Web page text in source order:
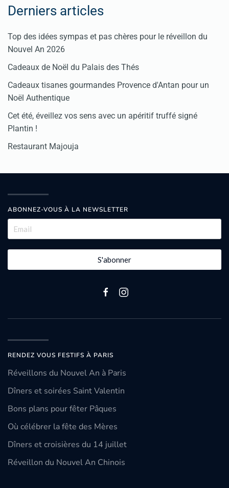
Derniers articles
Top des idées sympas et pas chères pour le réveillon du
Nouvel An 2026
Cadeaux de Noël du Palais des Thés
Cadeaux tisanes gourmandes Provence d'Antan pour un
Noël Authentique
Cet été, éveillez vos sens avec un apéritif truffé signé
Plantin !
Restaurant Majouja
ABONNEZ-VOUS À LA NEWSLETTER
S'abonner
RENDEZ VOUS FESTIFS À PARIS
Réveillons du Nouvel An à Paris
Dîners et soirées Saint Valentin
Bons plans pour fêter Pâques
Où célébrer la fête des Mères
Dîners et croisières du 14 juillet
Réveillon du Nouvel An Chinois